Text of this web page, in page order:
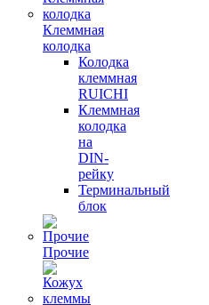
Клеммная
колодка
Колодка
клеммная
RUICHI
Клеммная
колодка
на
DIN-
рейку
Терминальный
блок
Прочие